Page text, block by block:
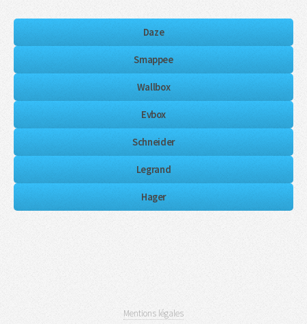
Daze
Smappee
Wallbox
Evbox
Schneider
Legrand
Hager
Mentions légales